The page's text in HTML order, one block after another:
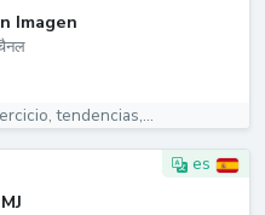
Imagen
tendencias,...
es